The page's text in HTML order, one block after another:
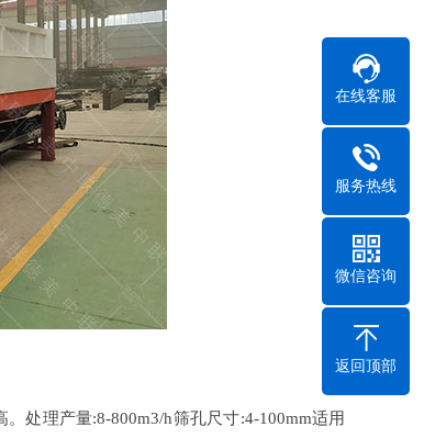
处理产量:8-800m3/h筛孔尺寸:4-100mm适用
在线客服
服务热线
微信咨询
返回顶部